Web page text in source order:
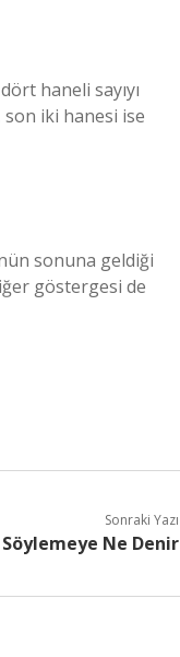
haneli sayıyı
son iki hanesi ise
sonuna geldiği
göstergesi de
Sonraki Yazı
Ne Denir